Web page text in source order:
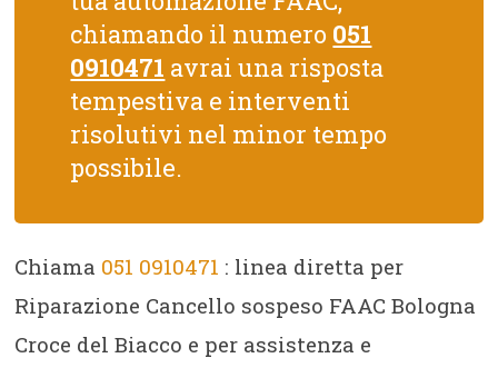
chiamando il numero 051
0910471 avrai una risposta
tempestiva e interventi
risolutivi nel minor tempo
possibile.
Chiama 051 0910471 : linea diretta per
Riparazione Cancello sospeso FAAC Bologna
Croce del Biacco e per assistenza e